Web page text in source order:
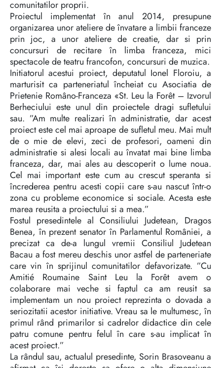
comunitatilor proprii.
Proiectul implementat în anul 2014, presupune
organizarea unor ateliere de învatare a limbii franceze
prin joc, a unor ateliere de creatie, dar si prin
concursuri de recitare în limba franceza, mici
spectacole de teatru francofon, concursuri de muzica.
Initiatorul acestui proiect, deputatul Ionel Floroiu, a
marturisit ca parteneriatul încheiat cu Asociatia de
Prietenie Româno-Franceza «St. Leu la Forêt – Izvorul
Berheciului este unul din proiectele dragi sufletului
sau. ”Am multe realizari în administratie, dar acest
proiect este cel mai aproape de sufletul meu. Mai mult
de o mie de elevi, zeci de profesori, oameni din
administratie si alesi locali au învatat mai bine limba
franceza, dar, mai ales au descoperit o lume noua.
Cel mai important este cum au crescut speranta si
încrederea pentru acesti copii care s-au nascut într-o
zona cu probleme economice si sociale. Acesta este
marea reusita a proiectului si a mea.”
Fostul presedintele al Consiliului Judetean, Dragos
Benea, în prezent senator în Parlamentul României, a
precizat ca de-a lungul vremii Consiliul Judetean
Bacau a fost mereu deschis unor astfel de parteneriate
care vin în sprijinul comunitatilor defavorizate. ”Cu
Amitié Roumaine Saint Leu la Forêt avem o
colaborare mai veche si faptul ca am reusit sa
implementam un nou proiect reprezinta o dovada a
seriozitatii acestor initiative. Vreau sa le multumesc, în
primul rând primarilor si cadrelor didactice din cele
patru comune pentru felul în care s-au implicat în
acest proiect.”
La rândul sau, actualul presedinte, Sorin Brasoveanu a